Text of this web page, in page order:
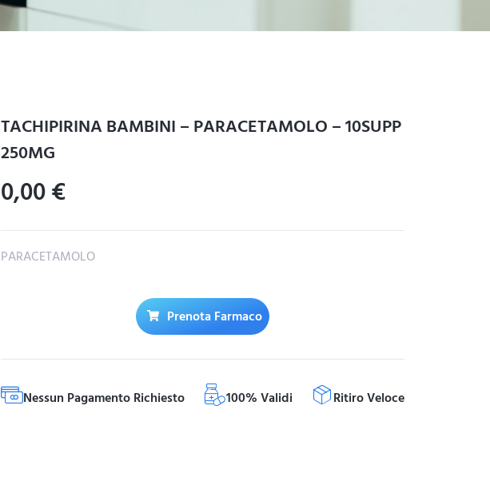
TACHIPIRINA BAMBINI – PARACETAMOLO – 10SUPP
250MG
0,00€
PARACETAMOLO
Prenota Farmaco
Nessun Pagamento Richiesto 100% Validi Ritiro Veloce